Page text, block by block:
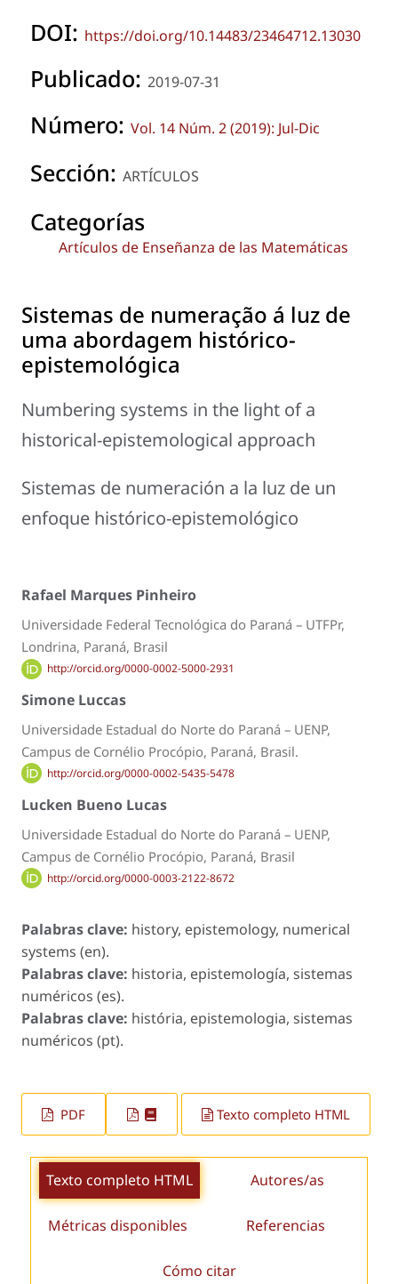
DOI: https://doi.org/10.14483/23464712.13030
Publicado: 2019-07-31
Número: Vol. 14 Núm. 2 (2019): Jul-Dic
Sección: ARTÍCULOS
Categorías
Artículos de Enseñanza de las Matemáticas
Sistemas de numeração á luz de
uma abordagem histórico-
epistemológica
Numbering systems in the light of a
historical-epistemological approach
Sistemas de numeración a la luz de un
enfoque histórico-epistemológico
Rafael Marques Pinheiro
Universidade Federal Tecnológica do Paraná – UTFPr,
Londrina, Paraná, Brasil
http://orcid.org/0000-0002-5000-2931
Simone Luccas
Universidade Estadual do Norte do Paraná – UENP,
Campus de Cornélio Procópio, Paraná, Brasil.
http://orcid.org/0000-0002-5435-5478
Lucken Bueno Lucas
Universidade Estadual do Norte do Paraná – UENP,
Campus de Cornélio Procópio, Paraná, Brasil
http://orcid.org/0000-0003-2122-8672
Palabras clave: history, epistemology, numerical
systems (en).
Palabras clave: historia, epistemología, sistemas
numéricos (es).
Palabras clave: história, epistemologia, sistemas
numéricos (pt).
PDF Texto completo HTML
Texto completo HTML Autores/as
Métricas disponibles Referencias
Cómo citar